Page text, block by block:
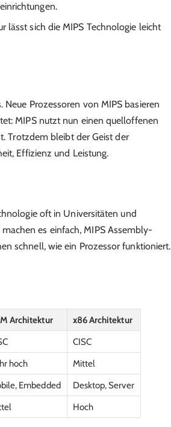
lässt sich die MIPS Technologie leicht
Neue Prozessoren von MIPS basieren
MIPS nutzt nun einen quelloffenen
Trotzdem bleibt der Geist der
Effizienz und Leistung.
oft in Universitäten und
machen es einfach, MIPS Assembly-
schnell, wie ein Prozessor funktioniert.
Architektur
x86 Architektur
CISC
hoch
Mittel
Embedded
Desktop, Server
Hoch